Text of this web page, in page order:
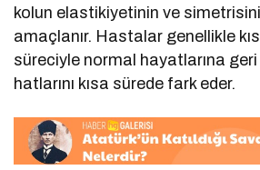
kolun elastikiyetinin ve
amaçlanır. Hastalar genellikle
süreciyle normal hayatlarına geri
hatlarını kısa sürede fark eder.